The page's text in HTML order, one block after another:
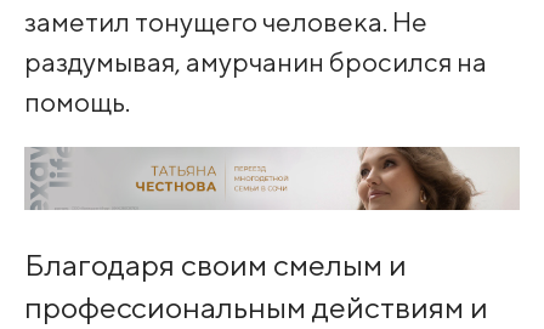
заметил тонущего человека. Не
раздумывая, амурчанин бросился на
помощь.
Благодаря своим смелым и
профессиональным действиям и